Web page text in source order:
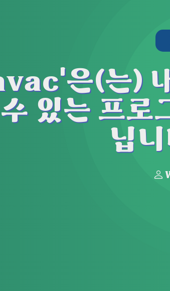
은(는)
있는 프로
닙